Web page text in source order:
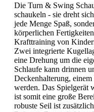
Die Turn & Swing
schaukeln - sie dreht
jede Menge Spaß,
körperlichen
Krafttraining von
Zwei integrierte
eine Drehung um die
Schlaufe kann drinnen
Deckenhalterung,
werden. Das Spielgerät
ist somit eine große
robuste Seil ist